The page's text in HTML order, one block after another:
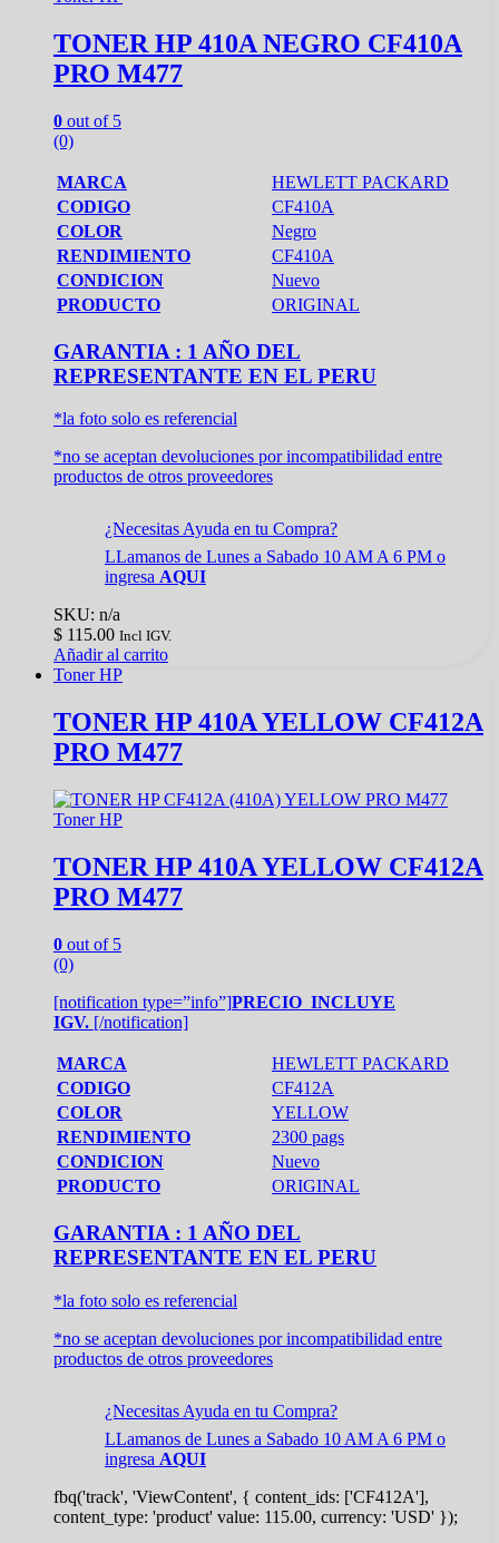
TONER HP 410A NEGRO CF410A
PRO M477
0 out of 5
(0)
MARCA
HEWLETT PACKARD
CODIGO
CF410A
COLOR
Negro
RENDIMIENTO
CF410A
CONDICION
Nuevo
PRODUCTO
ORIGINAL
GARANTIA : 1 AÑO DEL
REPRESENTANTE EN EL PERU
*la foto solo es referencial
*no se aceptan devoluciones por incompatibilidad entre
productos de otros proveedores
¿Necesitas Ayuda en tu Compra?
LLamanos de Lunes a Sabado 10 AM A 6 PM o
ingresa AQUI
SKU: n/a
$ 115.00 Incl IGV.
Añadir al carrito
Toner HP
TONER HP 410A YELLOW CF412A
PRO M477
Toner HP
TONER HP 410A YELLOW CF412A
PRO M477
0 out of 5
(0)
[notification type=”info”]PRECIO INCLUYE
IGV. [/notification]
MARCA
HEWLETT PACKARD
CODIGO
CF412A
COLOR
YELLOW
RENDIMIENTO
2300 pags
CONDICION
Nuevo
PRODUCTO
ORIGINAL
GARANTIA : 1 AÑO DEL
REPRESENTANTE EN EL PERU
*la foto solo es referencial
*no se aceptan devoluciones por incompatibilidad entre
productos de otros proveedores
¿Necesitas Ayuda en tu Compra?
LLamanos de Lunes a Sabado 10 AM A 6 PM o
ingresa AQUI
fbq('track', 'ViewContent', { content_ids: ['CF412A'],
content_type: 'product' value: 115.00, currency: 'USD' });